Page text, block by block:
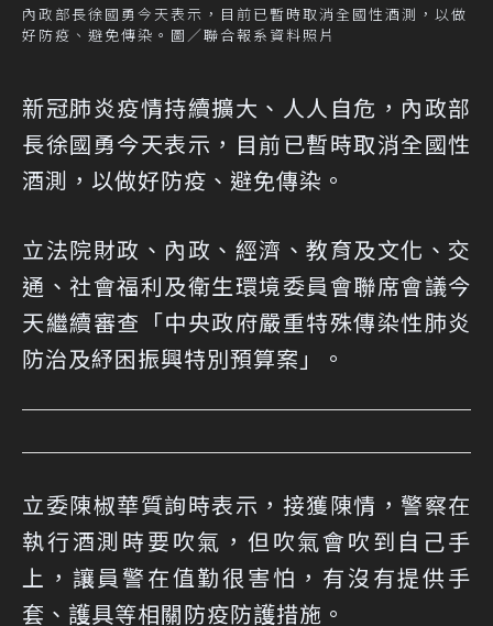
內政部長徐國勇今天表示，目前已暫時取消全國性酒測，以做
好防疫、避免傳染。圖／聯合報系資料照片
新冠肺炎疫情持續擴大、人人自危，內政部
長徐國勇今天表示，目前已暫時取消全國性
酒測，以做好防疫、避免傳染。
立法院財政、內政、經濟、教育及文化、交
通、社會福利及衛生環境委員會聯席會議今
天繼續審查「中央政府嚴重特殊傳染性肺炎
防治及紓困振興特別預算案」。
立委陳椒華質詢時表示，接獲陳情，警察在
執行酒測時要吹氣，但吹氣會吹到自己手
上，讓員警在值勤很害怕，有沒有提供手
套、護具等相關防疫防護措施。